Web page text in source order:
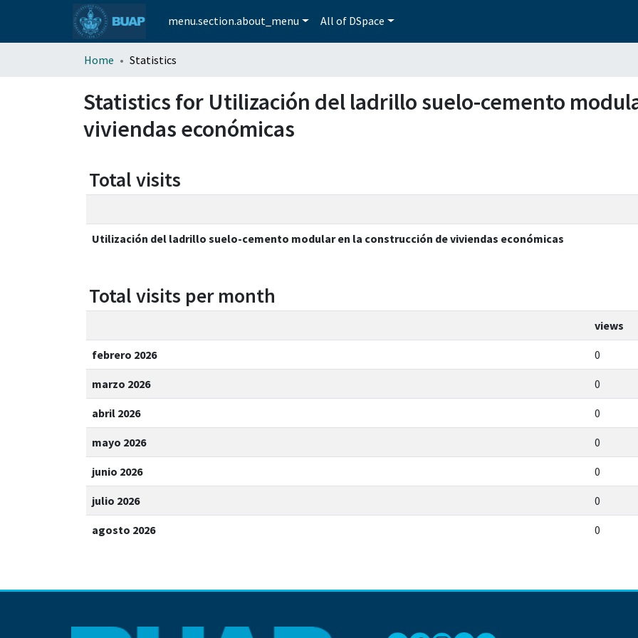
menu.section.about_menu All of DSpace
Home Statistics
Statistics for Utilización del ladrillo suelo-cemento
viviendas económicas
Total visits
Utilización del ladrillo suelo-cemento modular en la construcción de viviendas económicas
Total visits per month
views
febrero 2026 0
marzo 2026 0
abril 2026 0
mayo 2026 0
junio 2026 0
julio 2026 0
agosto 2026 0